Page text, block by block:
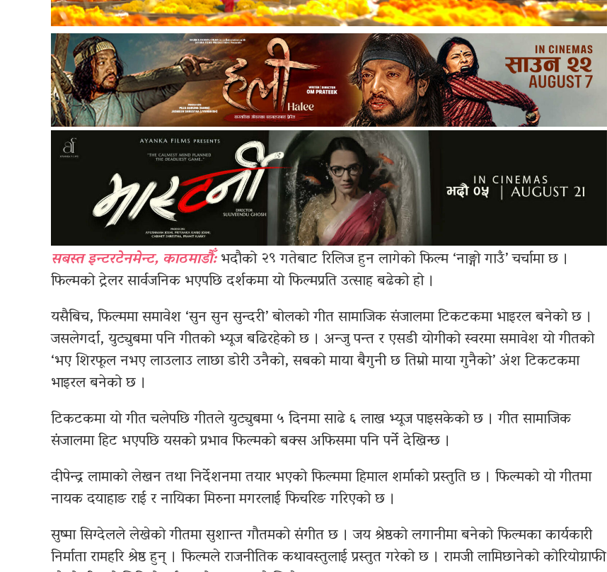
सबस्त इन्टरटेनमेन्ट, काठमाडौँ:भदौको २९ गतेबाट रिलिज हुन लागेको फिल्म ‘नाङ्गो गाउँ’ चर्चामा छ ।
फिल्मको ट्रेलर सार्वजनिक भएपछि दर्शकमा यो फिल्मप्रति उत्साह बढेको हो ।
यसैबिच, फिल्ममा समावेश ‘सुन सुन सुन्दरी’ बोलको गीत सामाजिक संजालमा टिकटकमा भाइरल बनेको छ ।
जसलेगर्दा, युट्युबमा पनि गीतको भ्यूज बढिरहेको छ । अन्जु पन्त र एसडी योगीको स्वरमा समावेश यो गीतको
‘भए शिरफूल नभए लाउलाउ लाछा डोरी उनैको, सबको माया बैगुनी छ तिम्रो माया गुनैको’ अंश टिकटकमा
भाइरल बनेको छ ।
टिकटकमा यो गीत चलेपछि गीतले युट्युबमा ५ दिनमा साढे ६ लाख भ्यूज पाइसकेको छ । गीत सामाजिक
संजालमा हिट भएपछि यसको प्रभाव फिल्मको बक्स अफिसमा पनि पर्ने देखिन्छ ।
दीपेन्द्र लामाको लेखन तथा निर्देशनमा तयार भएको फिल्ममा हिमाल शर्माको प्रस्तुति छ । फिल्मको यो गीतमा
नायक दयाहाङ राई र नायिका मिरुना मगरलाई फिचरिङ गरिएको छ ।
सुष्मा सिग्देलले लेखेको गीतमा सुशान्त गौतमको संगीत छ । जय श्रेष्ठको लगानीमा बनेको फिल्मका कार्यकारी
निर्माता रामहरि श्रेष्ठ हुन् । फिल्मले राजनीतिक कथावस्तुलाई प्रस्तुत गरेको छ । रामजी लामिछानेको कोरियोग्राफी